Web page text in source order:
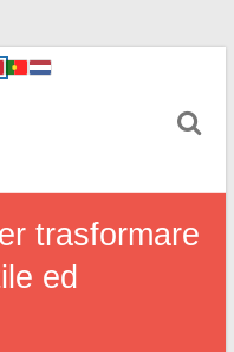
trasformare
ed